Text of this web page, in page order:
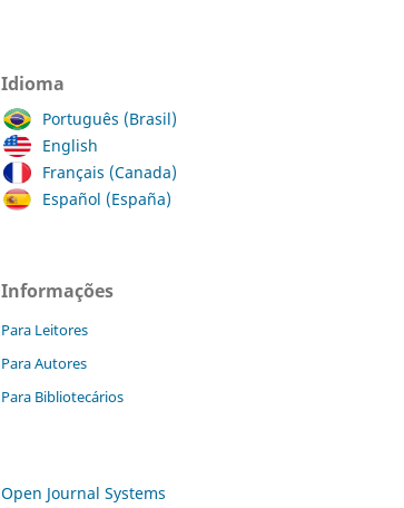
Idioma
Português (Brasil)
English
Français (Canada)
Español (España)
Informações
Para Leitores
Para Autores
Para Bibliotecários
Open Journal Systems